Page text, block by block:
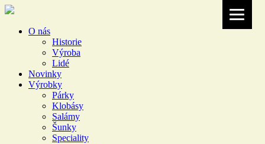
O nás
Historie
Výroba
Lidé
Novinky
Výrobky
Párky
Klobásy
Salámy
Šunky
Speciality